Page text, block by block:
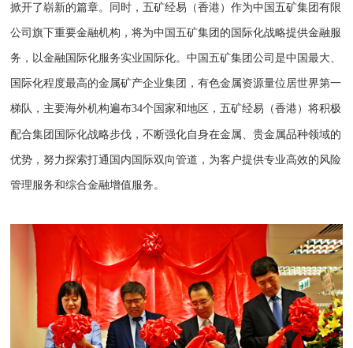
掀开了崭新的篇章。同时，五矿经易（香港）作为中国五矿集团有限
公司旗下重要金融机构，将为中国五矿集团的国际化战略提供金融服
务，以金融国际化服务实业国际化。中国五矿集团公司是中国最大、
国际化程度最高的金属矿产企业集团，有色金属资源量位居世界第一
梯队，主要海外机构遍布34个国家和地区，五矿经易（香港）将积极
配合集团国际化战略步伐，不断强化自身在金属、贵金属品种领域的
优势，努力探索打通国内国际双向管道，为客户提供专业高效的风险
管理服务和综合金融增值服务。